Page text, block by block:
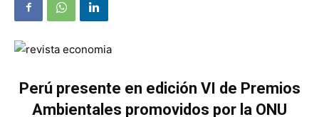
Perú presente en edición VI de Premios
Ambientales promovidos por la ONU